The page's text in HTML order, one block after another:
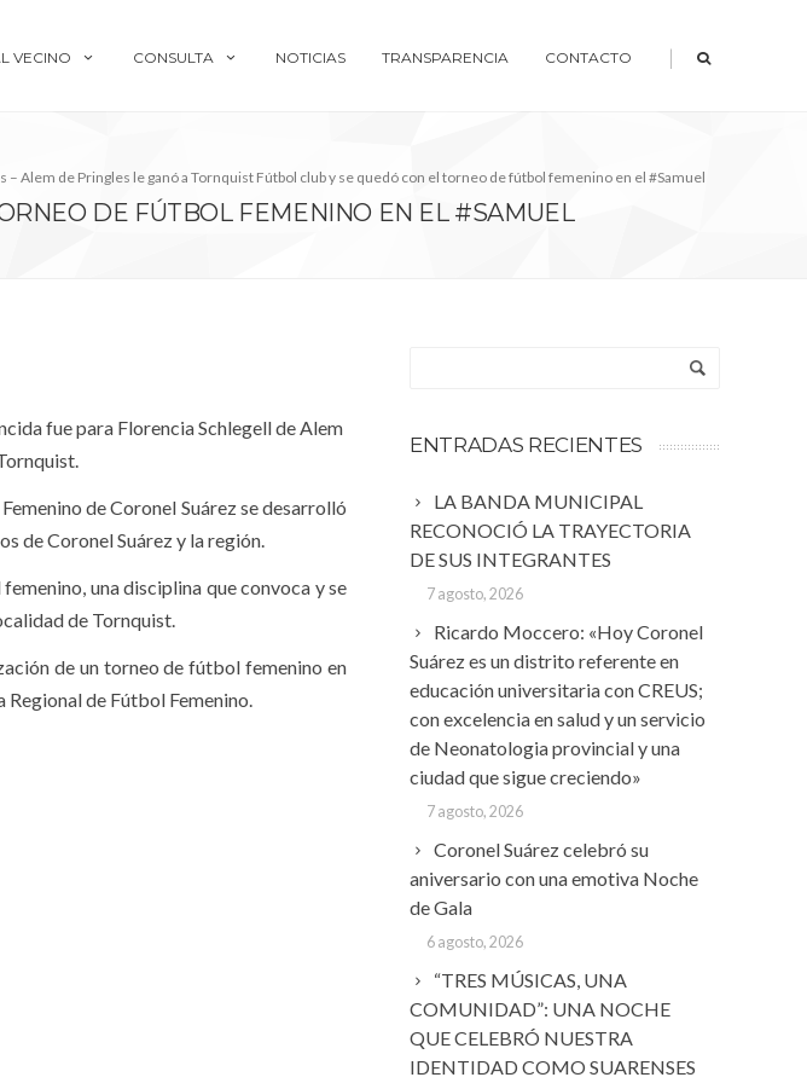
VECINO CONSULTA NOTICIAS TRANSPARENCIA CONTACTO |
– Alem de Pringles le ganó a Tornquist Fútbol club y se quedó con el torneo de fútbol femenino en el #Samuel
DE FÚTBOL FEMENINO EN EL #SAMUEL
fue para Florencia Schlegell de Alem
de Coronel Suárez se desarrolló
de Coronel Suárez y la región.
una disciplina que convoca y se
de Tornquist.
de un torneo de fútbol femenino en
de Fútbol Femenino.
ENTRADAS RECIENTES
LA BANDA MUNICIPAL
RECONOCIÓ LA TRAYECTORIA
DE SUS INTEGRANTES
7 agosto, 2026
Ricardo Moccero: «Hoy Coronel
Suárez es un distrito referente en
educación universitaria con CREUS;
con excelencia en salud y un servicio
de Neonatologia provincial y una
ciudad que sigue creciendo»
7 agosto, 2026
Coronel Suárez celebró su
aniversario con una emotiva Noche
de Gala
6 agosto, 2026
“TRES MÚSICAS, UNA
COMUNIDAD”: UNA NOCHE
QUE CELEBRÓ NUESTRA
IDENTIDAD COMO SUARENSES